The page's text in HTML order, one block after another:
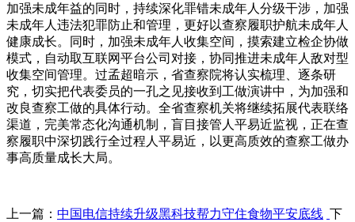
加强未成年益的同时，持续深化罪错未成年人分级干涉，加强
未成年人违法犯罪防止和管理，更好以查察履职护航未成年人
健康成长。同时，加强未成年人收集空间，摸索建立检企协做
模式，自动取互联网平台公司对接，协同推进未成年人敌对型
收集空间管理。过孟超暗示，省查察院将认实梳理、逐条研
究，切实把代表委员的一孔之见接收到工做演讲中，为加强和
改良查察工做的具体行动。全省查察机关将继续拓展代表联络
渠道，完美常态化沟通机制，盲目接管人平易近监视，正在查
察履职中深切践行全过程人平易近，以更高质效的查察工做办
事高质量成长大局。
上一篇： 中国电信持续升级黑科技帮力守住食物平安底线 下